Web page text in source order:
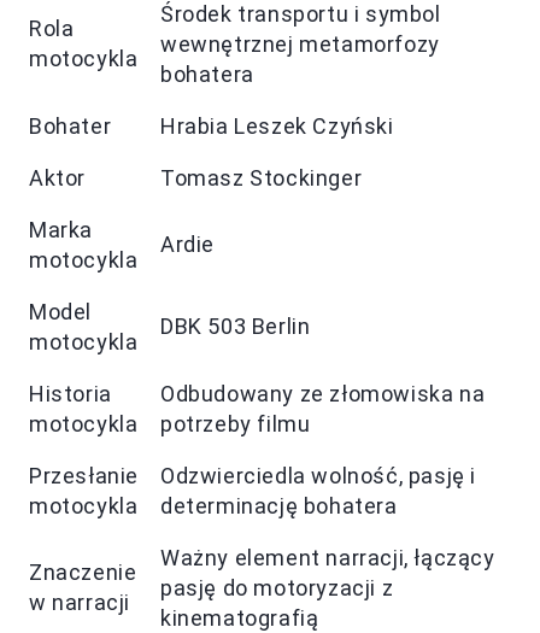
Rola
motocykla
Środek transportu i symbol
wewnętrznej metamorfozy
bohatera
Bohater Hrabia Leszek Czyński
Aktor Tomasz Stockinger
Marka
motocykla
Ardie
Model
motocykla
DBK 503 Berlin
Historia
motocykla
Odbudowany ze złomowiska na
potrzeby filmu
Przesłanie
motocykla
Odzwierciedla wolność, pasję i
determinację bohatera
Znaczenie
w narracji
Ważny element narracji, łączący
pasję do motoryzacji z
kinematografią